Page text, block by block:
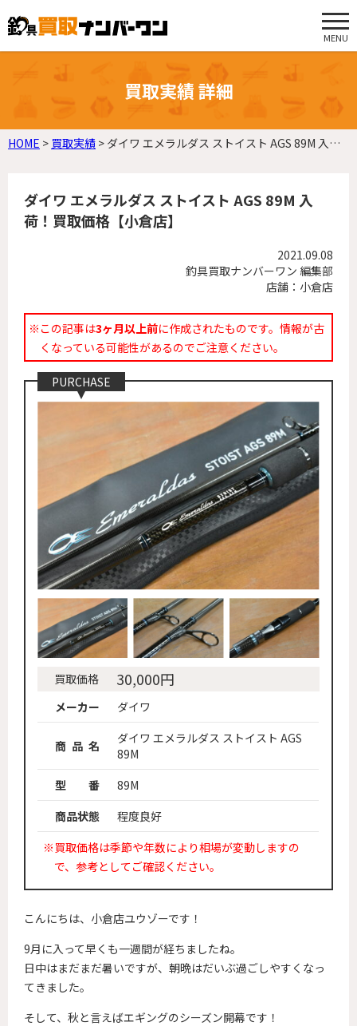
MENU
買取実績 詳細
HOME > 買取実績 > ダイワ エメラルダス ストイスト AGS 89M 入荷！買取価格【小倉店】
ダイワ エメラルダス ストイスト AGS 89M 入
荷！買取価格【小倉店】
2021.09.08
釣具買取ナンバーワン 編集部
店舗：小倉店
※この記事は3ヶ月以上前に作成されたものです。情報が古
くなっている可能性があるのでご注意ください。
PURCHASE
買取価格 30,000円
メーカー ダイワ
商 品 名
ダイワ エメラルダス ストイスト AGS
89M
型 番
89M
商品状態
程度良好
※買取価格は季節や年数により相場が変動しますの
で、参考としてご確認ください。
こんにちは、小倉店ユウゾーです！
9月に入って早くも一週間が経ちましたね。
日中はまだまだ暑いですが、朝晩はだいぶ過ごしやすくなっ
てきました。
そして、秋と言えばエギングのシーズン開幕です！